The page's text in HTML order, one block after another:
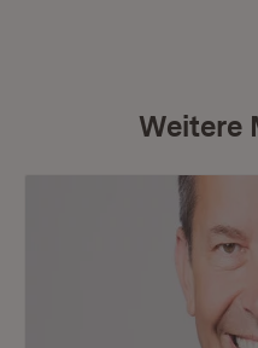
Weitere